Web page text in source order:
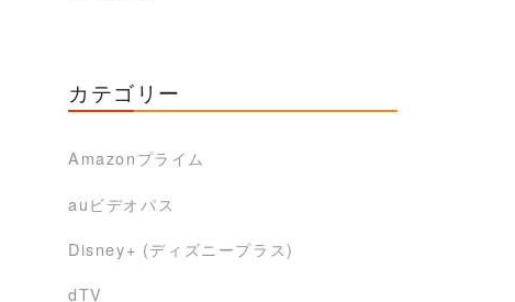
カテゴリー
Amazonプライム
auビデオパス
Disney+ (ディズニープラス)
dTV